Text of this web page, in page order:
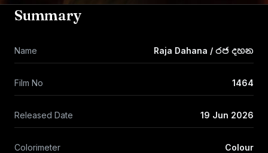
Summary
Name Raja Dahana / රජ දහන
Film No 1464
Released Date 19 Jun 2026
Colorimeter Colour